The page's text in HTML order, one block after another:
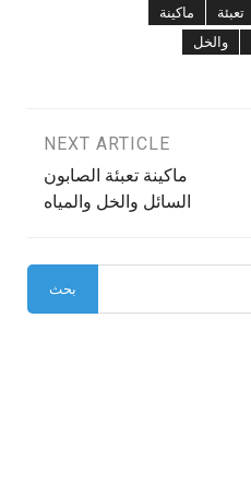
تعبئة
ماكينة
والخل
NEXT ARTICLE
ماكينة تعبئة الصابون
السائل والخل والمياه